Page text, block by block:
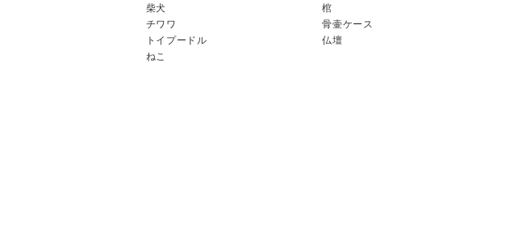
柴犬
チワワ
トイプードル
ねこ
棺
骨壷ケース
仏壇